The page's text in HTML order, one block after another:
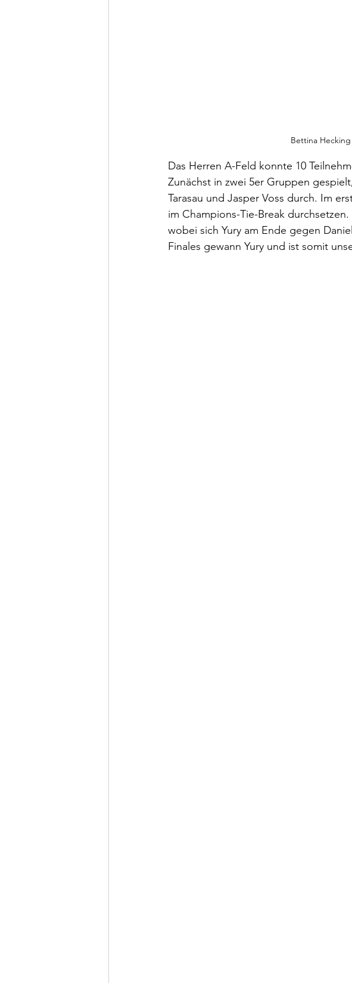
Bettina
Das Herren A-Feld konnte 10
Zunächst in zwei 5er Gruppen
Tarasau und Jasper Voss durch. Im
im Champions-Tie-Break
wobei sich Yury am Ende gegen
Finales gewann Yury und ist somit